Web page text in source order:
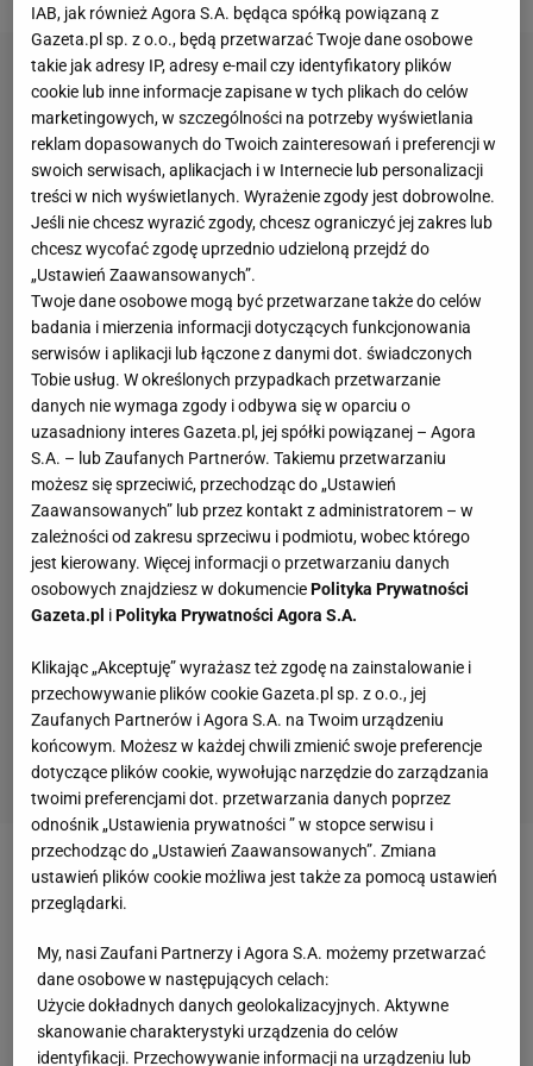
Zobacz wideoJak to było z rekordem asów Wilfredo
Leona? "Po powtórce stwierdziłem, że as jest
zasłużony"
"Początek był napięty, tak jak miało być. Przeciwko
silnej Polsce Brazylia wiedziała, jak poczekać na
IAB, jak również Agora S.A. będąca spółką powiązaną z
Gazeta.pl sp. z o.o., będą przetwarzać Twoje dane osobowe
takie jak adresy IP, adresy e-mail czy identyfikatory plików
cookie lub inne informacje zapisane w tych plikach do celów
marketingowych, w szczególności na potrzeby wyświetlania
reklam dopasowanych do Twoich zainteresowań i preferencji w
swoich serwisach, aplikacjach i w Internecie lub personalizacji
treści w nich wyświetlanych. Wyrażenie zgody jest dobrowolne.
Jeśli nie chcesz wyrazić zgody, chcesz ograniczyć jej zakres lub
chcesz wycofać zgodę uprzednio udzieloną przejdź do
„Ustawień Zaawansowanych”.
Twoje dane osobowe mogą być przetwarzane także do celów
badania i mierzenia informacji dotyczących funkcjonowania
serwisów i aplikacji lub łączone z danymi dot. świadczonych
Tobie usług. W określonych przypadkach przetwarzanie
danych nie wymaga zgody i odbywa się w oparciu o
uzasadniony interes Gazeta.pl, jej spółki powiązanej – Agora
S.A. – lub Zaufanych Partnerów. Takiemu przetwarzaniu
możesz się sprzeciwić, przechodząc do „Ustawień
Zaawansowanych” lub przez kontakt z administratorem – w
zależności od zakresu sprzeciwu i podmiotu, wobec którego
jest kierowany. Więcej informacji o przetwarzaniu danych
osobowych znajdziesz w dokumenciePolityka Prywatności
Gazeta.pl iPolityka Prywatności Agora S.A.
Klikając „Akceptuję” wyrażasz też zgodę na zainstalowanie i
przechowywanie plików cookie Gazeta.pl sp. z o.o., jej
Zaufanych Partnerów i Agora S.A. na Twoim urządzeniu
końcowym. Możesz w każdej chwili zmienić swoje preferencje
dotyczące plików cookie, wywołując narzędzie do zarządzania
twoimi preferencjami dot. przetwarzania danych poprzez
odnośnik „Ustawienia prywatności ” w stopce serwisu i
przechodząc do „Ustawień Zaawansowanych”. Zmiana
ustawień plików cookie możliwa jest także za pomocą ustawień
przeglądarki.
My, nasi Zaufani Partnerzy i Agora S.A. możemy przetwarzać
dane osobowe w następujących celach:
Użycie dokładnych danych geolokalizacyjnych. Aktywne
skanowanie charakterystyki urządzenia do celów
identyfikacji. Przechowywanie informacji na urządzeniu lub